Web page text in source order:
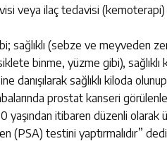
veya ilaç tedavisi
sağlıklı (sebze ve meyveden
binme, yüzme gibi),
danışılarak sağlıklı kiloda
prostat kanseri
yaşından itibaren düzenli olarak
(PSA) testini yaptırmalıdır”